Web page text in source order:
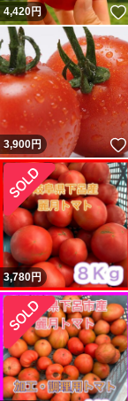
4,420円
3,900円
3,780円